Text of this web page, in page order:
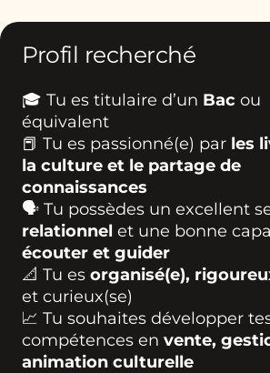
Profil recherché
🎓 Tu es titulaire d’un Bac ou
équivalent
📕 Tu es passionné(e) par les
la culture et le partage de
connaissances
🗣️ Tu possèdes un excellent
relationnel et une bonne
écouter et guider
📐 Tu es organisé(e),
et curieux(se)
📈 Tu souhaites développer
compétences en vente,
animation culturelle